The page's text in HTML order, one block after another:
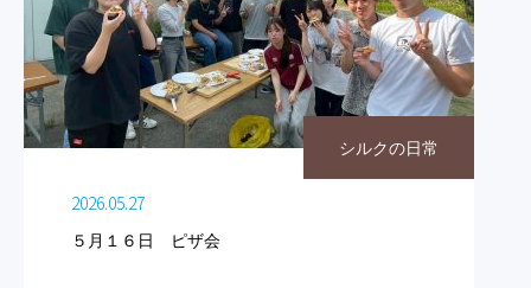
シルクの日常
2026.05.27
５月１６日 ピザ会